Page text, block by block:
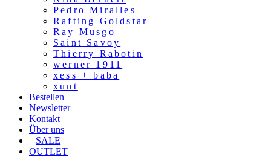
Pedro Miralles
Rafting Goldstar
Ray Musgo
Saint Savoy
Thierry Rabotin
werner 1911
xess + baba
xunt
Bestellen
Newsletter
Kontakt
Über uns
SALE
OUTLET